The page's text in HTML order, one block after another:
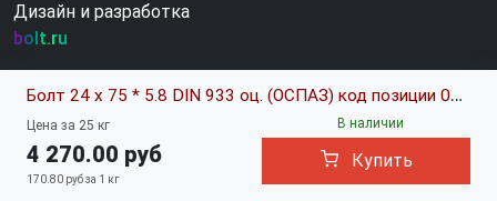
Болт 24 х 75 * 5.8 DIN 933 оц. (ОСПАЗ) код позиции 0379081
Цена за 25 кг
4 270.00 руб
170.80 руб за 1 кг
В наличии
Купить
Дизайн и разработка
bolt.ru